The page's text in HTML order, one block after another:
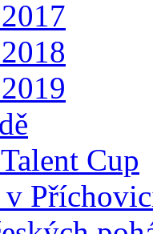
Cup